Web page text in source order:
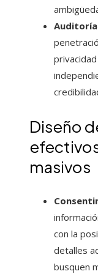
Diseño
masivos
con la
detalles
busquen